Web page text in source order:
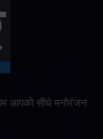
आपको सीधे मनोरंजन